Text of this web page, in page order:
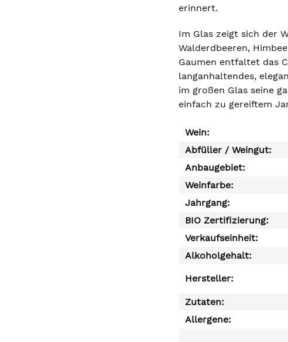
erinnert.
Im Glas zeigt sich der
Walderdbeeren,
Gaumen entfaltet das
langanhaltendes,
im großen Glas seine
einfach zu gereiftem
Wein:
Abfüller / Weingut:
Anbaugebiet:
Weinfarbe:
Jahrgang:
BIO Zertifizierung:
Verkaufseinheit:
Alkoholgehalt:
Hersteller:
Zutaten:
Allergene: